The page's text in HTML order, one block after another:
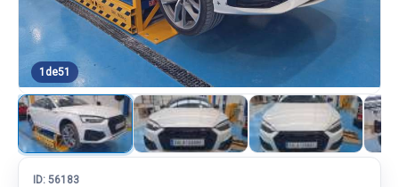
1 de51
ID: 56183